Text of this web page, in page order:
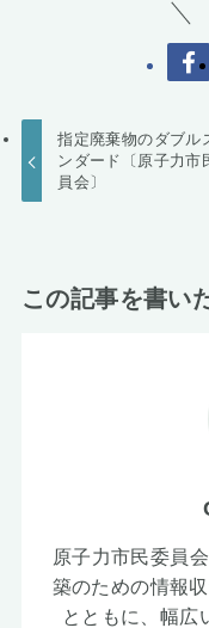
指定廃棄物のダブル
ンダード〔原子力市
員会〕
この記事を書い
原子力市民委員
築のための情報
とともに、幅広